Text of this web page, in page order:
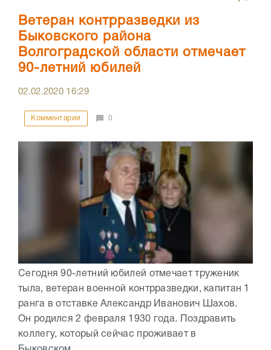
Ветеран контрразведки из
Быковского района
Волгоградской области отмечает
90-летний юбилей
02.02.2020 16:29
Комментарии 0
Сегодня 90-летний юбилей отмечает труженик
тыла, ветеран военной контрразведки, капитан 1
ранга в отставке Александр Иванович Шахов.
Он родился 2 февраля 1930 года. Поздравить
коллегу, который сейчас проживает в